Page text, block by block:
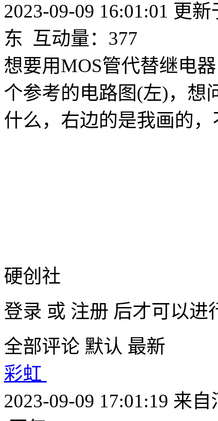
2023-09-09 16:01:01 更新
东
互动量：377
想要用MOS管代替继电
个参考的电路图(左)，想
什么，右边的是我画的
硬创社
登录 或 注册 后才可以进
全部评论 默认 最新
彩虹
2023-09-09 17:01:19 来自